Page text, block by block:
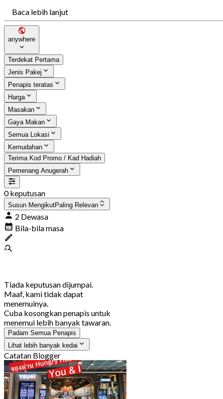
Baca lebih lanjut
anywhere
Terdekat Pertama
Jenis Pakej
Penapis teratas
Harga
Masakan
Gaya Makan
Semua Lokasi
Kemudahan
Terima Kod Promo / Kad Hadiah
Pemenang Anugerah
0 keputusan
Susun MengikutPaling Relevan
2 Dewasa
Bila-bila masa
Tiada keputusan dijumpai.
Maaf, kami tidak dapat
menemuinya.
Cuba kosongkan penapis untuk
menemui lebih banyak tawaran.
Padam Semua Penapis
Lihat lebih banyak kedai
Catatan Blogger